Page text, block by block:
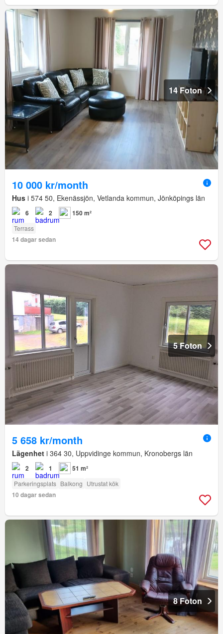
14 Foton
10 000 kr/month
Hus i 574 50, Ekenässjön, Vetlanda kommun, Jönköpings län
6 2 150 m²
Terrass
14 dagar sedan
5 Foton
5 658 kr/month
Lägenhet i 364 30, Uppvidinge kommun, Kronobergs län
2 1 51 m²
Parkeringsplats Balkong Utrustat kök
10 dagar sedan
8 Foton